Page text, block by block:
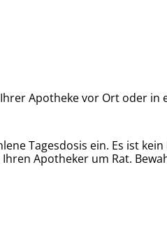
Apotheke vor Ort oder in
Tagesdosis ein. Es ist
Apotheker um Rat.